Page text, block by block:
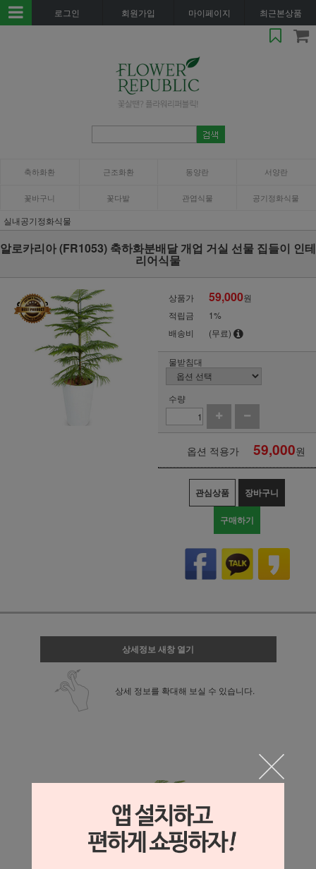
로그인 회원가입 마이페이지 최근본상품
축하화환 근조화환 동양란 서양란
꽃바구니 꽃다발 관엽식물 공기정화식물
실내공기정화식물
알로카리아 (FR1053) 축하화분배달 개업 거실 선물 집들이 인테
리어식물
상품가 59,000원
적립금
1%
배송비
(무료)
물받침대
수량
옵션 적용가 59,000원
관심상품 장바구니
구매하기
상세정보 새창 열기
상세 정보를 확대해 보실 수 있습니다.